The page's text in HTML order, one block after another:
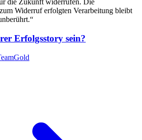
die Zukunft widerrufen. Die
Widerruf erfolgten Verarbeitung bleibt
Erfolgsstory sein?